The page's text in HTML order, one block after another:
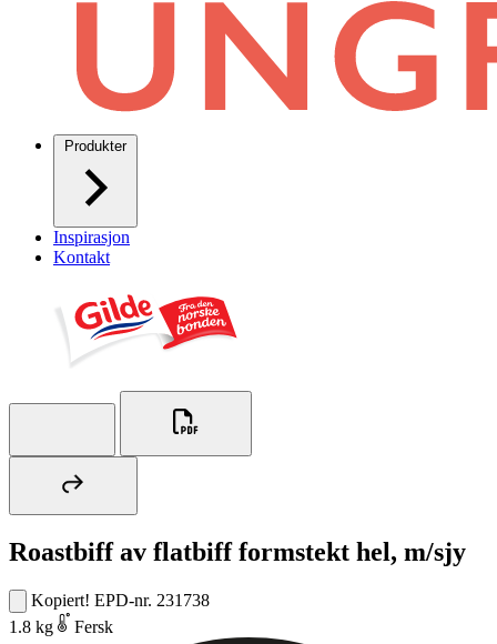
Produkter
Inspirasjon
Kontakt
Roastbiff av flatbiff formstekt hel, m/sjy
Kopiert! EPD-nr. 231738
1.8 kg
Fersk